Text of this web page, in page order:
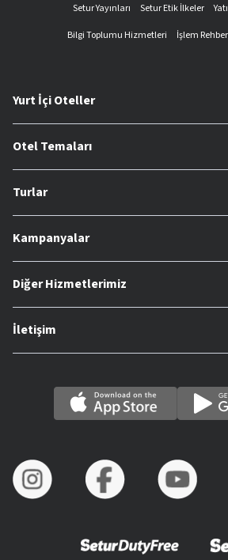
Setur Yayınları
Setur Etik İlkeler
Bilgi Toplumu Hizmetleri
İşlem
Yurt İçi Oteller
Otel Temaları
Turlar
Kampanyalar
Diğer Hizmetlerimiz
İletişim